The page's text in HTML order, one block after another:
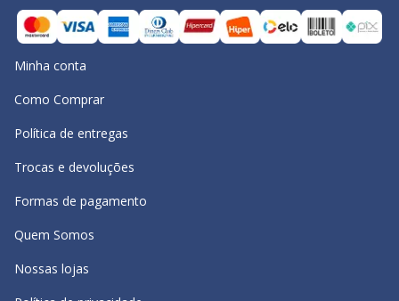
Minha conta
Como Comprar
Política de entregas
Trocas e devoluções
Formas de pagamento
Quem Somos
Nossas lojas